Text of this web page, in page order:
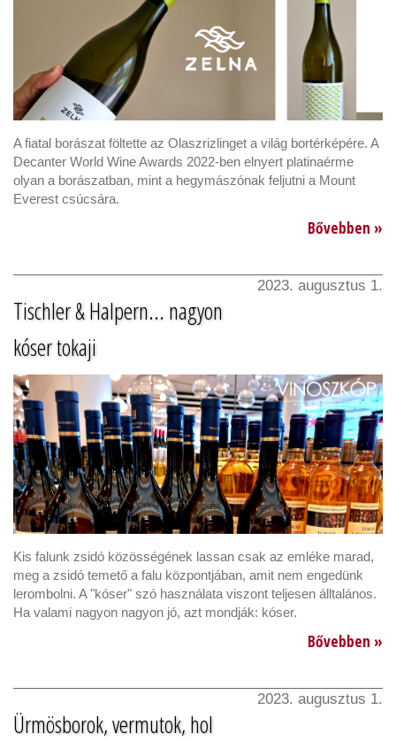
A fiatal borászat föltette az Olaszrizlinget a világ bortérképére. A
Decanter World Wine Awards 2022-ben elnyert platinaérme
olyan a borászatban, mint a hegymászónak feljutni a Mount
Everest csúcsára.
Bővebben »
2023. augusztus 1.
Tischler & Halpern... nagyon
kóser tokaji
Kis falunk zsidó közösségének lassan csak az emléke marad,
meg a zsidó temető a falu központjában, amit nem engedünk
lerombolni. A "kóser" szó használata viszont teljesen álltalános.
Ha valami nagyon nagyon jó, azt mondják: kóser.
Bővebben »
2023. augusztus 1.
Ürmösborok, vermutok, hol